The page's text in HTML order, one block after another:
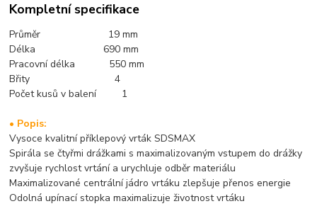
Kompletní specifikace
Průměr 19 mm
Délka 690 mm
Pracovní délka 550 mm
Břity 4
Počet kusů v balení 1
• Popis:
Vysoce kvalitní příklepový vrták SDSMAX
Spirála se čtyřmi drážkami s maximalizovaným vstupem do drážky
zvyšuje rychlost vrtání a urychluje odběr materiálu
Maximalizované centrální jádro vrtáku zlepšuje přenos energie
Odolná upínací stopka maximalizuje životnost vrtáku